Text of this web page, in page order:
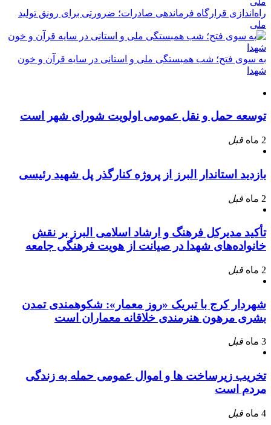
راه‌اندازی قرارگاه فرماندهی صادرات؛ ضرورتی برای رونق تولید
ملی
به سوی فتح؛ شب همبستگی ملی و استانی در سایه قرآن و خون
شهدا
توسعه حمل و نقل عمومی اولویت شورای شهر است
2 ماه قبل
بازدید استاندار البرز از پروژه کنارگذر پل شهید رئیسی
2 ماه قبل
تأکید مدیرکل فرهنگ و ارشاد اسلامی البرز بر نقش
خانواده‌های شهدا در صیانت از هویت فرهنگی جامعه
2 ماه قبل
شهردار کرج با تبریک «روز معمار»: شکوهمندی تمدن
بشری مرهون هنرمندی خلاقانه معماران است
3 ماه قبل
تخریب زیرساخت ها و اموال عمومی حمله به زندگی
مردم است
4 ماه قبل